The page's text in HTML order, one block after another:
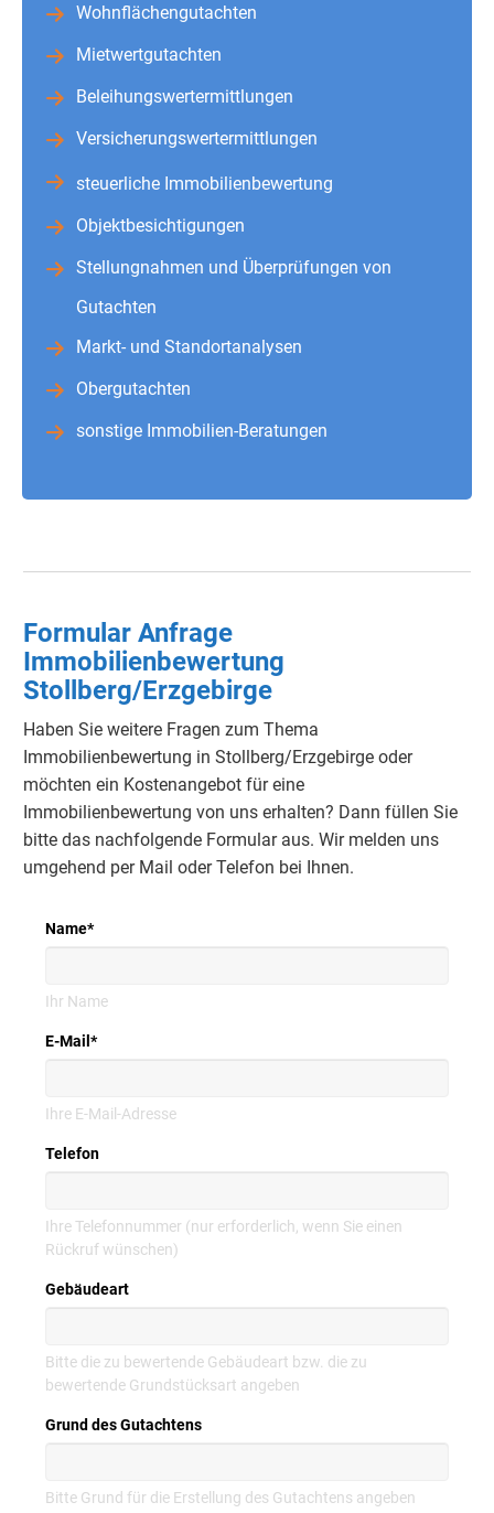
Wohnflächengutachten
Mietwertgutachten
Beleihungswertermittlungen
Versicherungswertermittlungen
steuerliche Immobilienbewertung
Objektbesichtigungen
Stellungnahmen und Überprüfungen von
Gutachten
Markt- und Standortanalysen
Obergutachten
sonstige Immobilien-Beratungen
Formular Anfrage
Immobilienbewertung
Stollberg/Erzgebirge
Haben Sie weitere Fragen zum Thema
Immobilienbewertung in Stollberg/Erzgebirge oder
möchten ein Kostenangebot für eine
Immobilienbewertung von uns erhalten? Dann füllen Sie
bitte das nachfolgende Formular aus. Wir melden uns
umgehend per Mail oder Telefon bei Ihnen.
Name*
Ihr Name
E-Mail *
Ihre E-Mail-Adresse
Telefon
Ihre Telefonnummer (nur erforderlich, wenn Sie einen
Rückruf wünschen)
Gebäudeart
Bitte die zu bewertende Gebäudeart bzw. die zu
bewertende Grundstücksart angeben
Grund des Gutachtens
Bitte Grund für die Erstellung des Gutachtens angeben